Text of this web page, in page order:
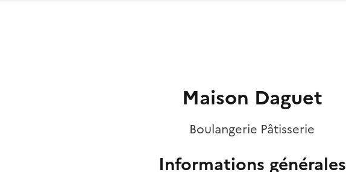
Maison Daguet
Boulangerie Pâtisserie
Informations générales